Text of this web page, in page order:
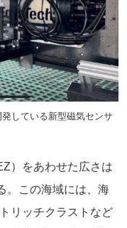
している新型磁気センサ
）をあわせた広さは
。この海域には、海
リッチクラストなど